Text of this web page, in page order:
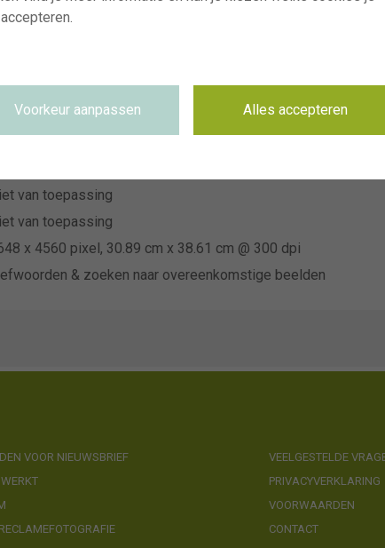
Kloon 6809
van toepassing
van toepassing
x 4560 pixel, 30.89 cm x 38.61 cm @ 300 dpi
& zoeken naar overeenkomstige beelden
VOOR NIEUWSBRIEF
VEELGESTELDE
PRIVACYVERKLARING
VOORWAARDEN
CONTACT
Voorkeur aanpassen Alles accepteren